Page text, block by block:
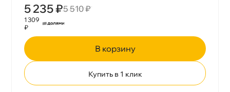
5 235 ₽5 510 ₽
1 309
₽
корзину
Купить в 1 клик